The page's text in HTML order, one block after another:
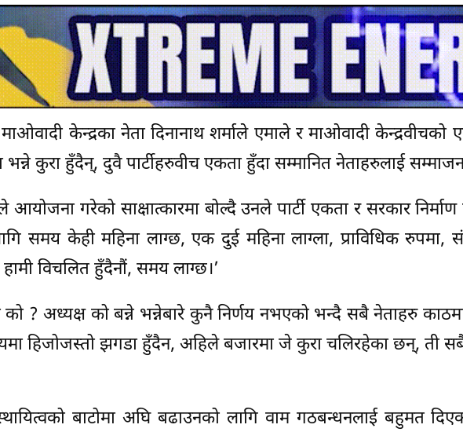
केन्द्रका नेता दिनानाथ शर्माले एमाले र माओवादी
कुरा हुँदैन्, दुवै पार्टीहरुवीच एकता हुँदा सम्मानित नेताहरुलाई
आयोजना गरेको साक्षात्कारमा बोल्दै उनले पार्टी एकता र सरकार
समय केही महिना लाग्छ, एक दुई महिना लाग्ला, प्राविधिक
विचलित हुँदैनौं, समय लाग्छ।’
को ? अध्यक्ष को बन्ने भन्नेबारे कुनै निर्णय नभएको भन्दै सबै नेताहरु
हिजोजस्तो झगडा हुँदैन, अहिले बजारमा जे कुरा चलिरहेका छन्, ती
बाटोमा अघि बढाउनको लागि वाम गठबन्धनलाई बहुमत